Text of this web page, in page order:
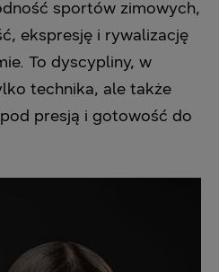
sportów zimowych,
ekspresję i rywalizację
To dyscypliny, w
technika, ale także
presją i gotowość do